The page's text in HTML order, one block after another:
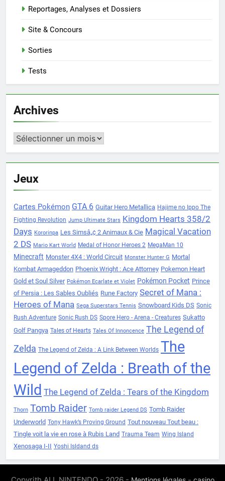
Reportages, Analyses et Dossiers
Site & Concours
Sorties
Tests
Archives
Archives
Jeux
Cartes Pokémon GTA 6 Guitar Hero Metallica Hajime no Ippo The
Fighting Revolution Jump Ultimate Stars Kingdom Hearts 358/2
Days Kororinpa Les Simsâ„¢ 2 Animaux & Cie Magical Vacation
2 DS Mario Kart World Medal of Honor Heroes 2 MegaMan 10
Minecraft Monster 4X4 : World Circuit Monster Hunter G Mortal
Kombat Armageddon Phoenix Wright : Ace Attorney Pokemon Heart
Gold et Soul Silver Pokémon Ecarlate et Violet Pokémon Pocket Prince
of Persia : Les Sables Oubliés Rune Factory Secret of Mana :
Heroes of Mana Sega Superstars Tennis Snowboard Kids DS Sonic
Rush Adventure Sonic Rush DS Spore Hero - Arena - Creatures Sukatto
Golf Pangya Tales of Hearts Tales Of Innoncence The Legend of
Zelda The Legend of Zelda : A Link Between Worlds The
Legend of Zelda : Breath of the
Wild The Legend of Zelda : Tears of the Kingdom
Thorn Tomb Raider Tomb raider Legend DS Tomb Raider
Underworld Tony Hawk’s Proving Ground Tout nouveau Tout beau :
Tingle voit la vie en rose à Rubis Land Trauma Team Wing Island
Xenosaga I-II Yoshi Isldand ds